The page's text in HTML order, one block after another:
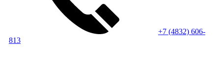
+7 (4832) 606-
813